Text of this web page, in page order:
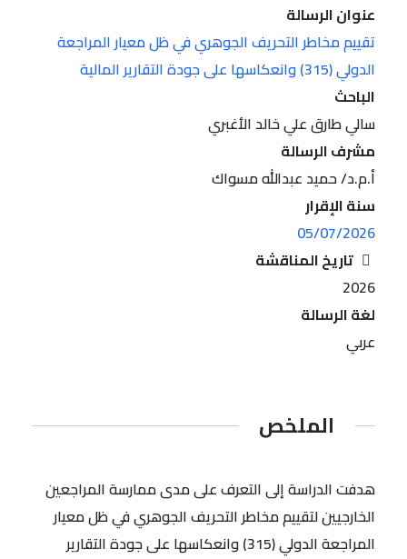
عنوان الرسالة
تقييم مخاطر التحريف الجوهري في ظل معيار المراجعة
الدولي (315) وانعكاسها على جودة التقارير المالية
الباحث
سالي طارق علي خالد الأغبري
مشرف الرسالة
أ.م.د/ حميد عبدالله مسواك
سنة الإقرار
05/07/2026
تاريخ المناقشة
2026
لغة الرسالة
عربي
الملخص
هدفت الدراسة إلى التعرف على مدى ممارسة المراجعين
الخارجيين لتقييم مخاطر التحريف الجوهري في ظل معيار
المراجعة الدولي (315) وانعكاسها على جودة التقارير